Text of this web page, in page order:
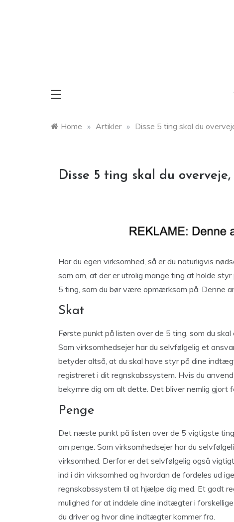
Home » Artikler » Disse 5 ting skal du
Disse 5 ting skal du
Har du egen virksomhed, så er du naturligvis
som om, at der er utrolig mange ting at holde
5 ting, som du bør være opmærksom på. Denne
Skat
Første punkt på listen over de 5 ting, som du
Som virksomhedsejer har du selvfølgelig et
betyder altså, at du skal have styr på dine
registreret i dit regnskabssystem. Hvis du
bekymre dig om alt dette. Det bliver nemlig gjort
Penge
Det næste punkt på listen over de 5 vigtigste
om penge. Som virksomhedsejer har du
virksomhed. Derfor er det selvfølgelig også
ind i din virksomhed og hvordan de fordeles ud
regnskabssystem til at hjælpe dig med. Et godt
mulighed for at inddele dine indtægter i
du driver og hvor dine indtægter kommer fra.